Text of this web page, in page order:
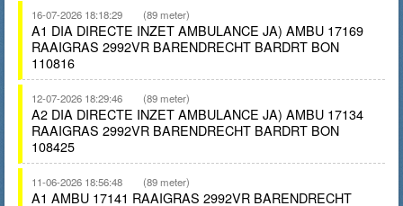
16-07-2026 18:18:29 (89 meter)
A1 DIA DIRECTE INZET AMBULANCE JA) AMBU 17169
RAAIGRAS 2992VR BARENDRECHT BARDRT BON
110816
12-07-2026 18:29:46 (89 meter)
A2 DIA DIRECTE INZET AMBULANCE JA) AMBU 17134
RAAIGRAS 2992VR BARENDRECHT BARDRT BON
108425
11-06-2026 18:56:48 (89 meter)
A1 AMBU 17141 RAAIGRAS 2992VR BARENDRECHT